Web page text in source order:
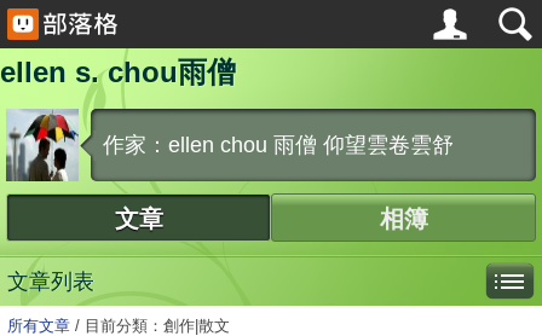
ellen s. chou雨僧
作家：ellen chou 雨僧 仰望雲卷雲舒
文章 相簿
文章列表
所有文章 / 目前分類：創作|散文